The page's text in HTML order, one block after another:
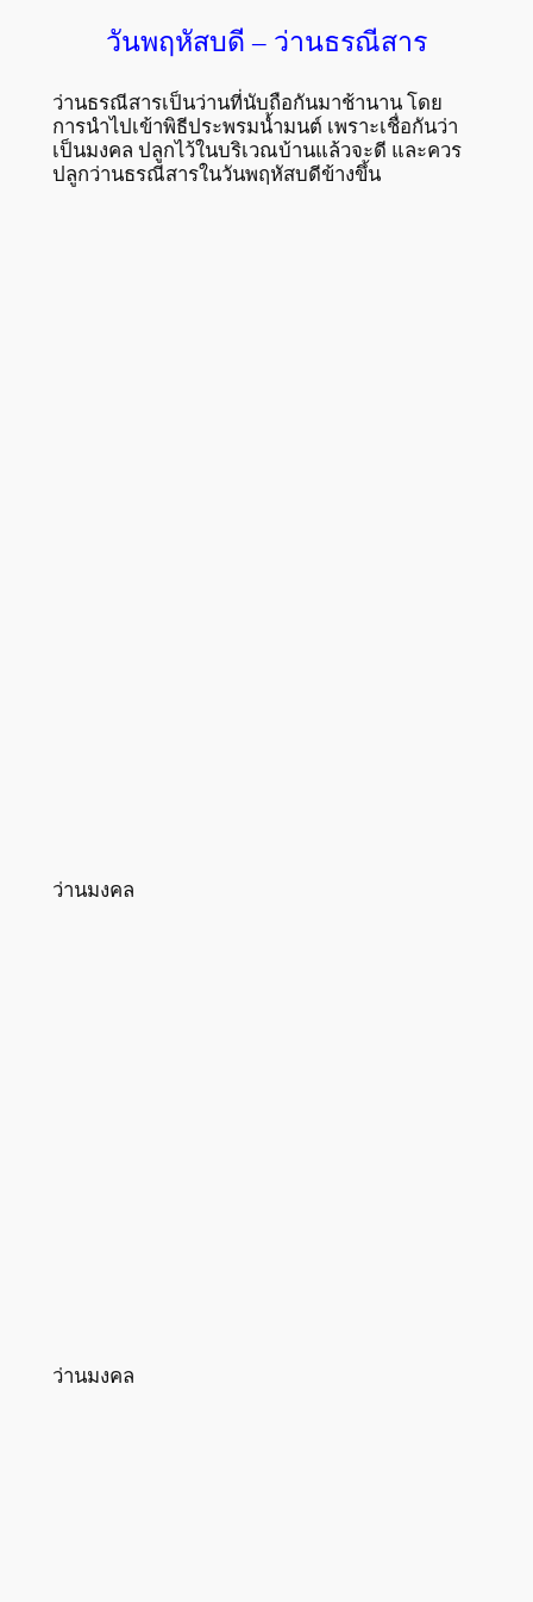
วันพฤหัสบดี – ว่านธรณีสาร
ว่านธรณีสารเป็นว่านที่นับถือกันมาช้านาน โดย
การนำไปเข้าพิธีประพรมน้ำมนต์ เพราะเชื่อกันว่า
เป็นมงคล ปลูกไว้ในบริเวณบ้านแล้วจะดี และควร
ปลูกว่านธรณีสารในวันพฤหัสบดีข้างขึ้น
ว่านมงคล
ว่านมงคล